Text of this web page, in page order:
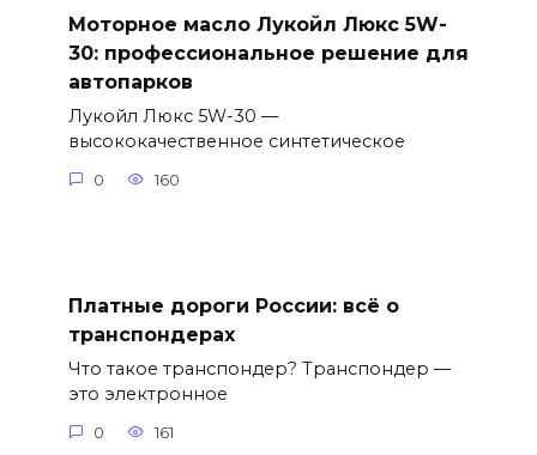
Моторное масло Лукойл Люкс 5W-
30: профессиональное решение для
автопарков
Лукойл Люкс 5W-30 —
высококачественное синтетическое
0 160
Платные дороги России: всё о
транспондерах
Что такое транспондер? Транспондер —
это электронное
0 161